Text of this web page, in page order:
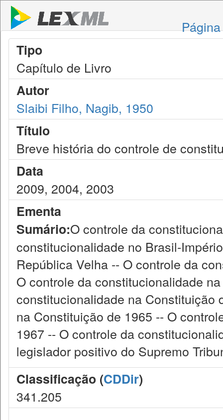
Tipo
Capítulo de Livro
Autor
Slaibi Filho, Nagib, 1950
Título
Breve história do controle de
Data
2009, 2004, 2003
Ementa
Sumário:O controle da
constitucionalidade no Brasil-
República Velha -- O controle da
O controle da constitucionalidade
constitucionalidade na Constituição
na Constituição de 1965 -- O
1967 -- O controle da
legislador positivo do Supremo
Classificação (CDDir)
341.205